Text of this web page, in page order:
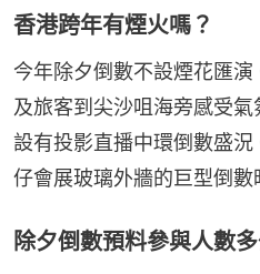
香港跨年有煙火嗎？
今年除夕倒數不設煙花匯
及旅客到尖沙咀海旁感受
設有投影直播中環倒數盛
仔會展玻璃外牆的巨型倒數
除夕倒數預料參與人數多